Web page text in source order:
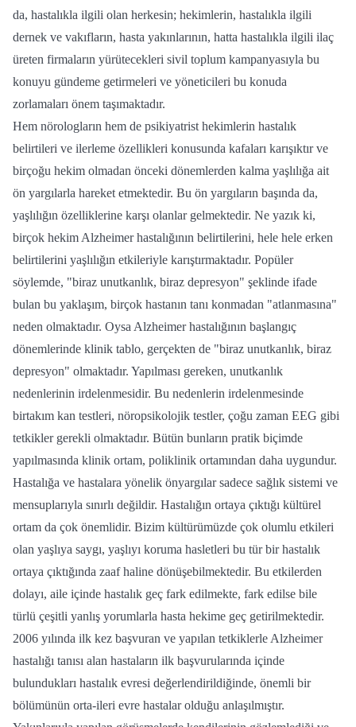
da, hastalıkla ilgili olan herkesin; hekimlerin, hastalıkla ilgili
dernek ve vakıfların, hasta yakınlarının, hatta hastalıkla ilgili ilaç
üreten firmaların yürütecekleri sivil toplum kampanyasıyla bu
konuyu gündeme getirmeleri ve yöneticileri bu konuda
zorlamaları önem taşımaktadır.
Hem nörologların hem de psikiyatrist hekimlerin hastalık
belirtileri ve ilerleme özellikleri konusunda kafaları karışıktır ve
birçoğu hekim olmadan önceki dönemlerden kalma yaşlılığa ait
ön yargılarla hareket etmektedir. Bu ön yargıların başında da,
yaşlılığın özelliklerine karşı olanlar gelmektedir. Ne yazık ki,
birçok hekim Alzheimer hastalığının belirtilerini, hele hele erken
belirtilerini yaşlılığın etkileriyle karıştırmaktadır. Popüler
söylemde, "biraz unutkanlık, biraz depresyon" şeklinde ifade
bulan bu yaklaşım, birçok hastanın tanı konmadan "atlanmasına"
neden olmaktadır. Oysa Alzheimer hastalığının başlangıç
dönemlerinde klinik tablo, gerçekten de "biraz unutkanlık, biraz
depresyon" olmaktadır. Yapılması gereken, unutkanlık
nedenlerinin irdelenmesidir. Bu nedenlerin irdelenmesinde
birtakım kan testleri, nöropsikolojik testler, çoğu zaman EEG gibi
tetkikler gerekli olmaktadır. Bütün bunların pratik biçimde
yapılmasında klinik ortam, poliklinik ortamından daha uygundur.
Hastalığa ve hastalara yönelik önyargılar sadece sağlık sistemi ve
mensuplarıyla sınırlı değildir. Hastalığın ortaya çıktığı kültürel
ortam da çok önemlidir. Bizim kültürümüzde çok olumlu etkileri
olan yaşlıya saygı, yaşlıyı koruma hasletleri bu tür bir hastalık
ortaya çıktığında zaaf haline dönüşebilmektedir. Bu etkilerden
dolayı, aile içinde hastalık geç fark edilmekte, fark edilse bile
türlü çeşitli yanlış yorumlarla hasta hekime geç getirilmektedir.
2006 yılında ilk kez başvuran ve yapılan tetkiklerle Alzheimer
hastalığı tanısı alan hastaların ilk başvurularında içinde
bulundukları hastalık evresi değerlendirildiğinde, önemli bir
bölümünün orta-ileri evre hastalar olduğu anlaşılmıştır.